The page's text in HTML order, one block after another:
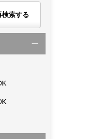
検索する